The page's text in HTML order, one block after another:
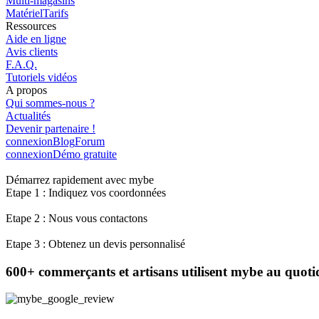
MatérielTarifs
Ressources
Aide en ligne
Avis clients
F.A.Q.
Tutoriels vidéos
A propos
Qui sommes-nous ?
Actualités
Devenir partenaire !
connexionBlogForum
connexionDémo gratuite
Démarrez rapidement avec mybe
Etape 1 : Indiquez vos coordonnées
Etape 2 : Nous vous contactons
Etape 3 : Obtenez un devis personnalisé
600+ commerçants et artisans utilisent mybe au